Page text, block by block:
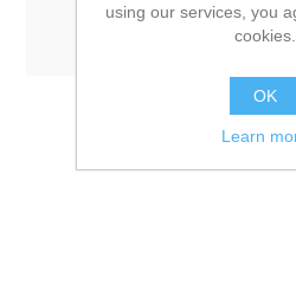
Remember me?
LOG IN
using our services, you
cookies.
OK
Learn